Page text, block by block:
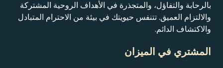
بالرحابة والتفاؤل، والمتجذرة في الأهداف الروحية المشتركة
والالتزام العميق. تتنفس حيويتك في بيئة من الاحترام المتبادل
والاكتشاف الدائم.
المشتري في الميزان